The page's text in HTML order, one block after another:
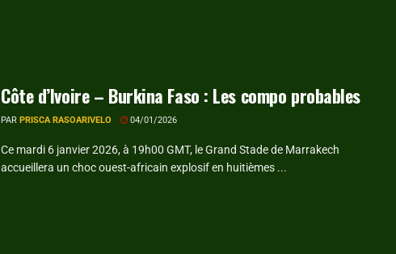
Côte d’Ivoire – Burkina Faso : Les compo probables
PAR PRISCA RASOARIVELO 04/01/2026
Ce mardi 6 janvier 2026, à 19h00 GMT, le Grand Stade de Marrakech
accueillera un choc ouest-africain explosif en huitièmes ...